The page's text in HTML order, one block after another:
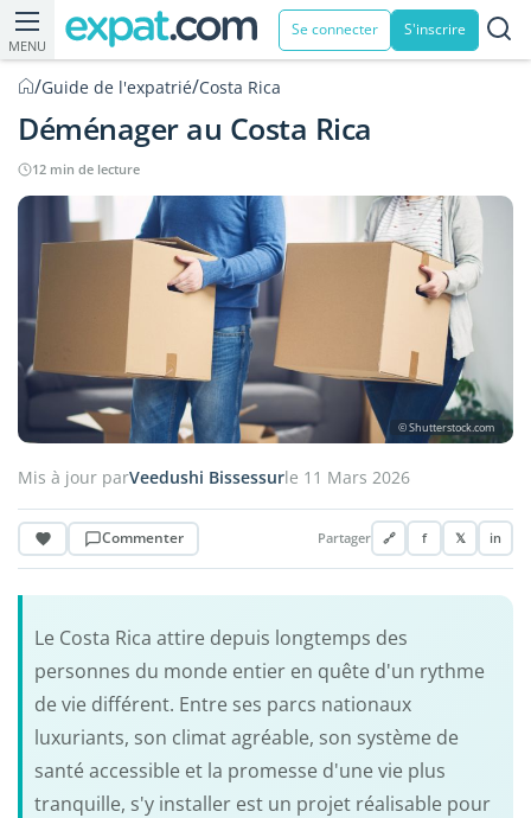
MENU
Se connecter S'inscrire
/Guide de l'expatrié/Costa Rica
Déménager au Costa Rica
12 min de lecture
© Shutterstock.com
Mis à jour parVeedushi Bissessurle 11 Mars 2026
Commenter Partager 🔗 f 𝕏 in
Le Costa Rica attire depuis longtemps des
personnes du monde entier en quête d'un rythme
de vie différent. Entre ses parcs nationaux
luxuriants, son climat agréable, son système de
santé accessible et la promesse d'une vie plus
tranquille, s'y installer est un projet réalisable pour